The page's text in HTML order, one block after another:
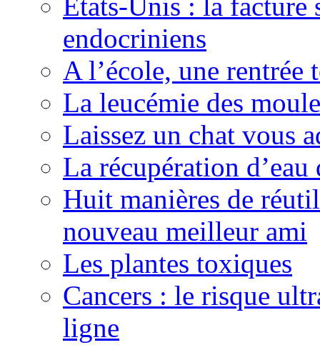
Etats-Unis : la facture
endocriniens
A l’école, une rentrée
La leucémie des
Laissez un chat vous
La récupération
Huit manières de
nouveau meilleur ami
Les plantes toxiques
Cancers : le risque
ligne